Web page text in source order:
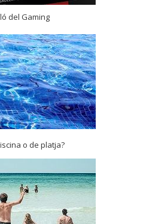
del Gaming
o de platja?